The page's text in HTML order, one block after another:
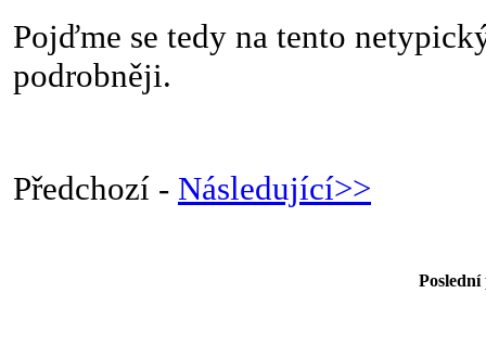
Pojďme se tedy na tento
podrobněji.
Předchozí - Následující>>